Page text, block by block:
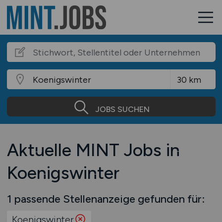
JOBS SUCHEN
Aktuelle MINT Jobs in
Koenigswinter
1 passende Stellenanzeige gefunden für:
Koenigswinter